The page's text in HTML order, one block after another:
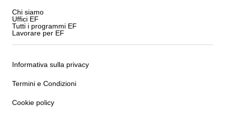
Chi siamo
Uffici EF
Tutti i programmi EF
Lavorare per EF
Informativa sulla privacy
Termini e Condizioni
Cookie policy